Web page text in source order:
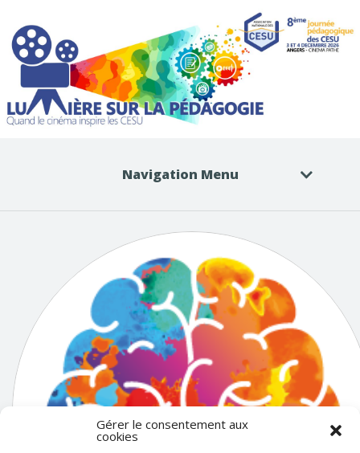
Gérer le consentement aux
cookies
Navigation Menu